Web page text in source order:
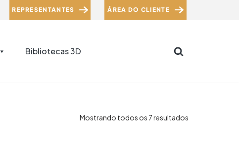
REPRESENTANTES ÁREA DO CLIENTE
Bibliotecas 3D
Mostrando todos os 7 resultados